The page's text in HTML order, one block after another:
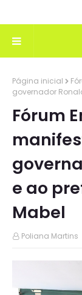
Página inicial
governador
Fórum
e ao
Mabel
Poliana Martins